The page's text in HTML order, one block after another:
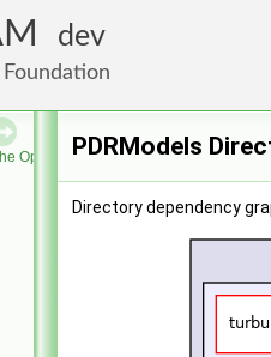
dev
OpenFOAM Foundation
PDRModels
Directory dependency